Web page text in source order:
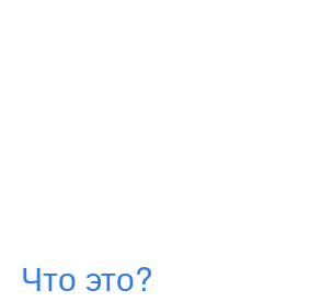
Что это?